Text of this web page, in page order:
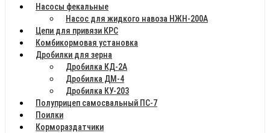
Насосы фекальные
Насос для жидкого навоза НЖН-200А
Цепи для привязи КРС
Комбикормовая установка
Дробилки для зерна
Дробилка КД-2А
Дробилка ДМ-4
Дробилка КУ-203
Полуприцеп самосвальный ПС-7
Поилки
Кормораздатчики